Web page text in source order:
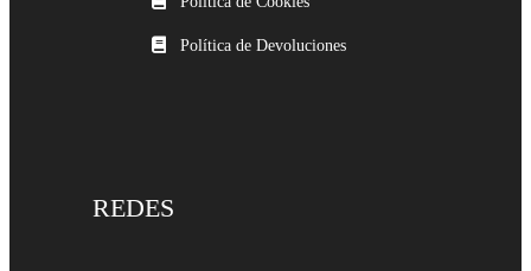
Política de Devoluciones
REDES